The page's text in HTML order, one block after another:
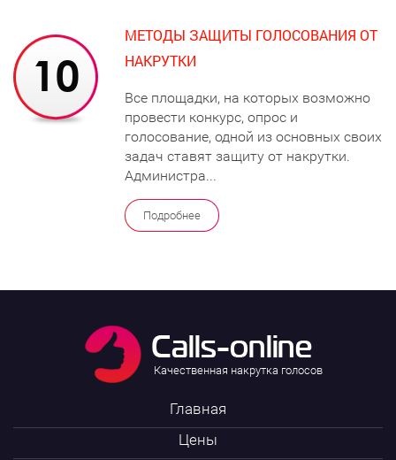
МЕТОДЫ ЗАЩИТЫ ГОЛОСОВАНИЯ ОТ
НАКРУТКИ
Все площадки, на которых возможно
провести конкурс, опрос и
голосование, одной из основных своих
задач ставят защиту от накрутки.
Администра...
Подробнее
Качественная накрутка голосов
Главная
Цены